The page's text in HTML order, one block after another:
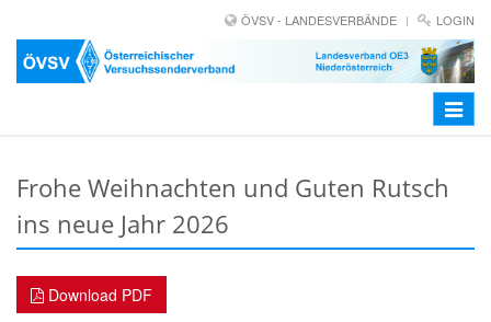
ÖVSV - LANDESVERBÄNDE LOGIN
Toggle
Frohe Weihnachten und Guten Rutsch
ins neue Jahr 2026
Download PDF